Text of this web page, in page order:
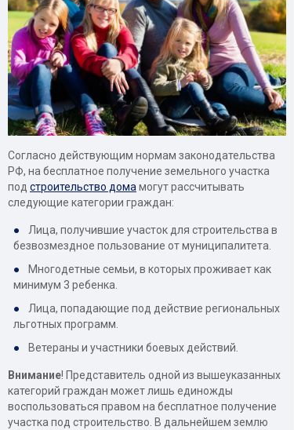
Согласно действующим нормам законодательства
РФ, на бесплатное получение земельного участка
под строительство домамогут рассчитывать
следующие категории граждан:
Лица, получившие участок для строительства в
безвозмездное пользование от муниципалитета.
Многодетные семьи, в которых проживает как
минимум 3 ребенка.
Лица, попадающие под действие региональных
льготных программ.
Ветераны и участники боевых действий.
Внимание! Представитель одной из вышеуказанных
категорий граждан может лишь единожды
воспользоваться правом на бесплатное получение
участка под строительство. В дальнейшем землю